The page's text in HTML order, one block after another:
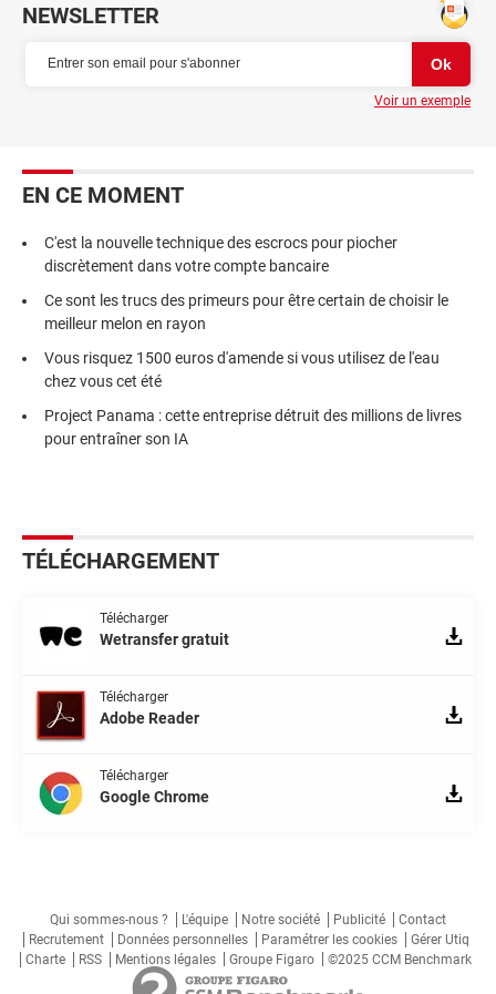
NEWSLETTER
Voir un exemple
EN CE MOMENT
C'est la nouvelle technique des escrocs pour piocher
discrètement dans votre compte bancaire
Ce sont les trucs des primeurs pour être certain de choisir le
meilleur melon en rayon
Vous risquez 1500 euros d'amende si vous utilisez de l'eau
chez vous cet été
Project Panama : cette entreprise détruit des millions de livres
pour entraîner son IA
TÉLÉCHARGEMENT
Télécharger
Wetransfer gratuit
Télécharger
Adobe Reader
Télécharger
Google Chrome
Qui sommes-nous ? L'équipe Notre société Publicité
Contact
Recrutement
Données personnelles Paramétrer les cookies
Gérer Utiq
Charte
RSS Mentions légales Groupe Figaro ©2025 CCM Benchmark